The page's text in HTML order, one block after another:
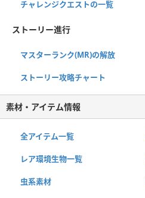
チャレンジクエストの一覧
ストーリー進行
マスターランク(MR)の解放
ストーリー攻略チャート
素材・アイテム情報
全アイテム一覧
レア環境生物一覧
虫系素材